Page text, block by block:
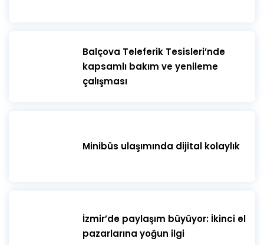
oturulması gerekmektedir.
​Balçova Teleferik Tesisleri’nde
kapsamlı bakım ve yenileme
çalışması
Minibüs ulaşımında dijital kolaylık
İzmir’de paylaşım büyüyor: İkinci el
pazarlarına yoğun ilgi